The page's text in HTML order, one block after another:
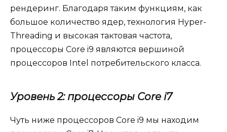
рендеринг. Благодаря таким функциям, как
большое количество ядер, технология Hyper-
Threading и высокая тактовая частота,
процессоры Core i9 являются вершиной
процессоров Intel потребительского класса.
Уровень 2: процессоры Core i7
Чуть ниже процессоров Core i9 мы находим